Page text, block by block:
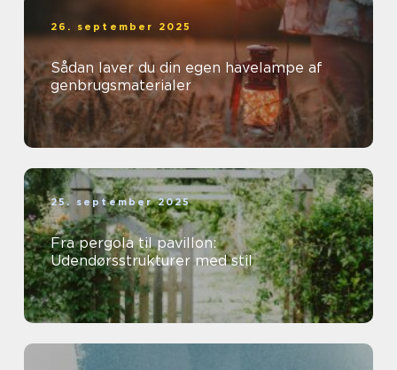
26. september 2025
Sådan laver du din egen havelampe af
genbrugsmaterialer
25. september 2025
Fra pergola til pavillon:
Udendørsstrukturer med stil